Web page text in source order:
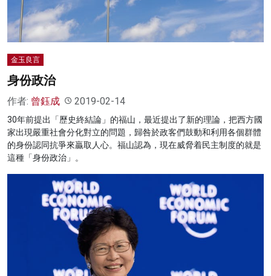
金玉良言
身份政治
作者: 曾鈺成 2019-02-14
30年前提出「歷史終結論」的福山，最近提出了新的理論，把西方國
家出現嚴重社會分化對立的問題，歸咎於政客們鼓動和利用各個群體
的身份認同抗爭來贏取人心。福山認為，現在威脅着民主制度的就是
這種「身份政治」。